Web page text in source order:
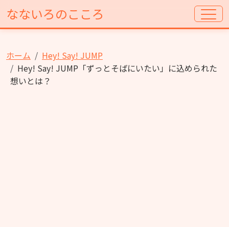
なないろのこころ
ホーム
Hey! Say! JUMP
Hey! Say! JUMP「ずっとそばにいたい」に込められた
想いとは？